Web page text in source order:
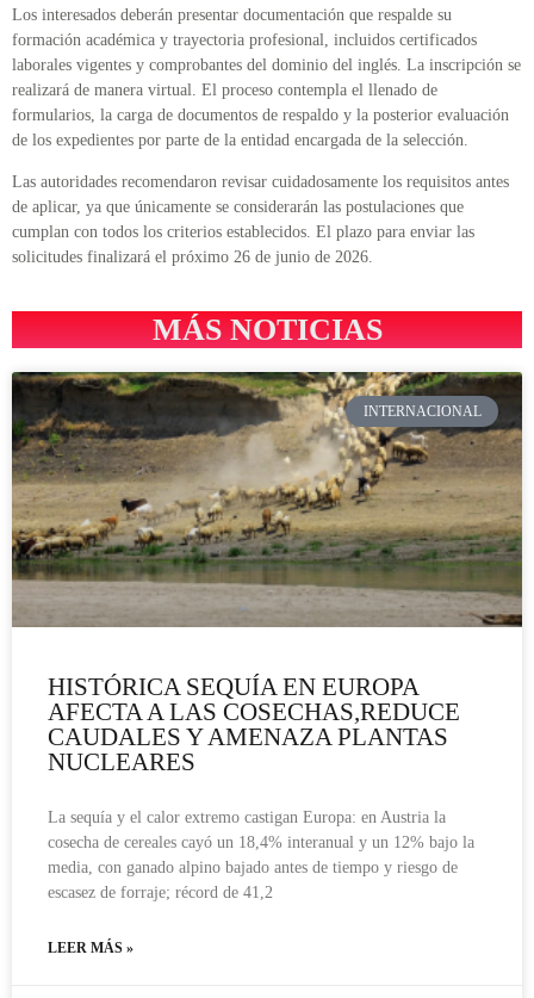
Los interesados deberán presentar documentación que respalde su
formación académica y trayectoria profesional, incluidos certificados
laborales vigentes y comprobantes del dominio del inglés. La inscripción se
realizará de manera virtual. El proceso contempla el llenado de
formularios, la carga de documentos de respaldo y la posterior evaluación
de los expedientes por parte de la entidad encargada de la selección.
Las autoridades recomendaron revisar cuidadosamente los requisitos antes
de aplicar, ya que únicamente se considerarán las postulaciones que
cumplan con todos los criterios establecidos. El plazo para enviar las
solicitudes finalizará el próximo 26 de junio de 2026.
MÁS NOTICIAS
INTERNACIONAL
HISTÓRICA SEQUÍA EN EUROPA
AFECTA A LAS COSECHAS,REDUCE
CAUDALES Y AMENAZA PLANTAS
NUCLEARES
La sequía y el calor extremo castigan Europa: en Austria la
cosecha de cereales cayó un 18,4% interanual y un 12% bajo la
media, con ganado alpino bajado antes de tiempo y riesgo de
escasez de forraje; récord de 41,2
LEER MÁS »